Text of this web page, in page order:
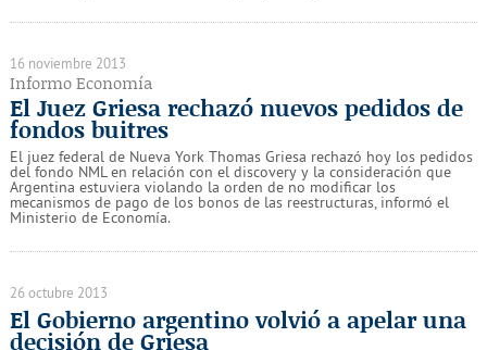
16 noviembre 2013
Informo Economía
El Juez Griesa rechazó nuevos pedidos de
fondos buitres
El juez federal de Nueva York Thomas Griesa rechazó hoy los pedidos
del fondo NML en relación con el discovery y la consideración que
Argentina estuviera violando la orden de no modificar los
mecanismos de pago de los bonos de las reestructuras, informó el
Ministerio de Economía.
26 octubre 2013
El Gobierno argentino volvió a apelar una
decisión de Griesa